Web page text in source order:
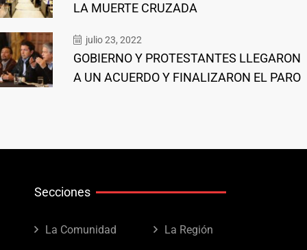
LA MUERTE CRUZADA
julio 23, 2022
GOBIERNO Y PROTESTANTES LLEGARON
A UN ACUERDO Y FINALIZARON EL PARO
Secciones
La Comunidad La Región